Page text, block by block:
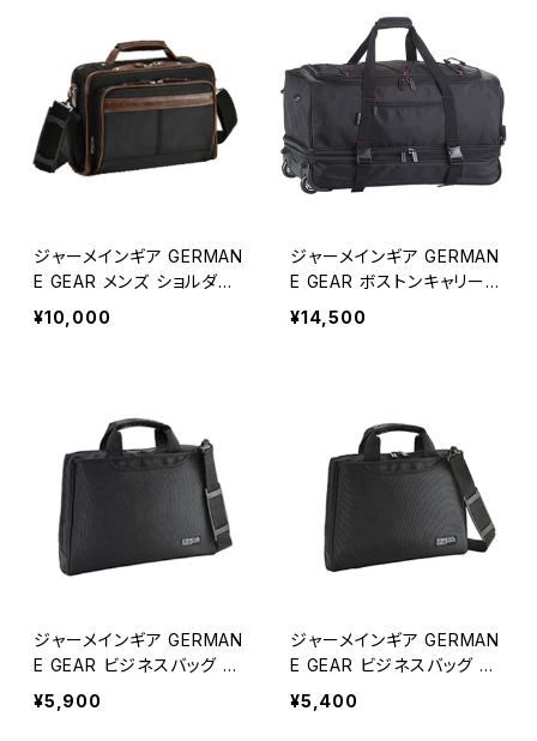
ジャーメインギア GERMAN
E GEAR メンズ ショルダー
バッグ ビジネスバッグ 336
83-1H ブラック ブラック
¥10,000
ジャーメインギア GERMAN
E GEAR ボストンキャリーバ
ッグ メンズ 15177-1H ブラ
ック ブラック
¥14,500
ジャーメインギア GERMAN
E GEAR ビジネスバッグ 26
680-1H メンズ ブラック
¥5,900
ジャーメインギア GERMAN
E GEAR ビジネスバッグ 26
681-1H メンズ ブラック
¥5,400